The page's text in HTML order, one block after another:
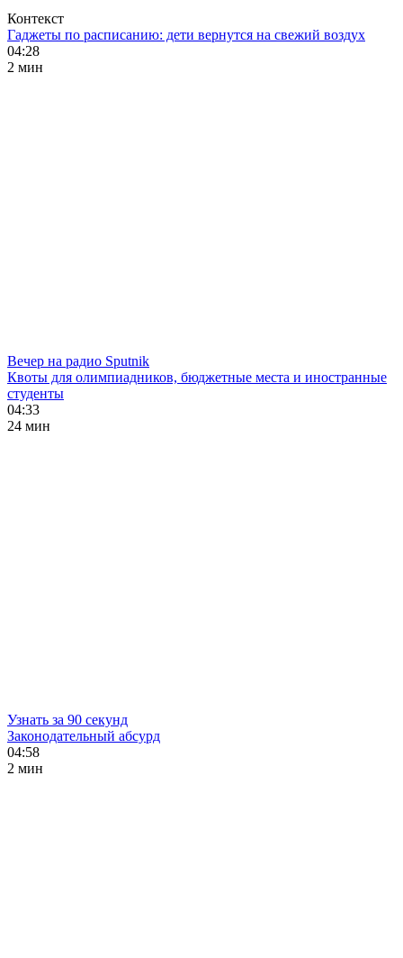
Контекст
Гаджеты по расписанию: дети вернутся на свежий воздух
04:28
2 мин
Вечер на радио Sputnik
Квоты для олимпиадников, бюджетные места и иностранные
студенты
04:33
24 мин
Узнать за 90 секунд
Законодательный абсурд
04:58
2 мин